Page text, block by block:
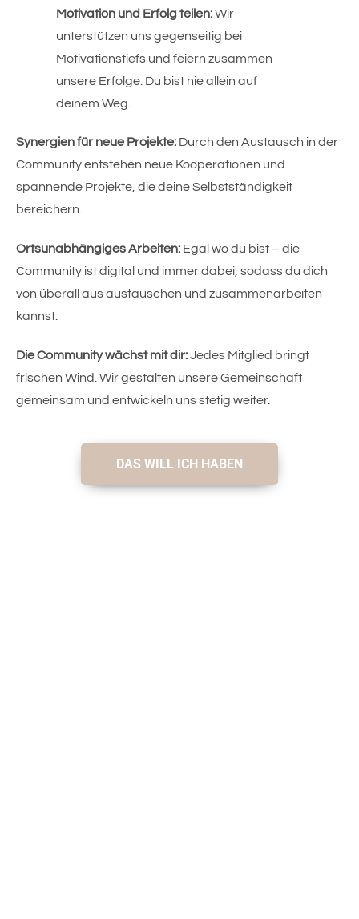
Motivation und Erfolg teilen: Wir
unterstützen uns gegenseitig bei
Motivationstiefs und feiern zusammen
unsere Erfolge. Du bist nie allein auf
deinem Weg.
Synergien für neue Projekte: Durch den Austausch in der
Community entstehen neue Kooperationen und
spannende Projekte, die deine Selbstständigkeit
bereichern.
Ortsunabhängiges Arbeiten: Egal wo du bist – die
Community ist digital und immer dabei, sodass du dich
von überall aus austauschen und zusammenarbeiten
kannst.
Die Community wächst mit dir: Jedes Mitglied bringt
frischen Wind. Wir gestalten unsere Gemeinschaft
gemeinsam und entwickeln uns stetig weiter.
DAS WILL ICH HABEN